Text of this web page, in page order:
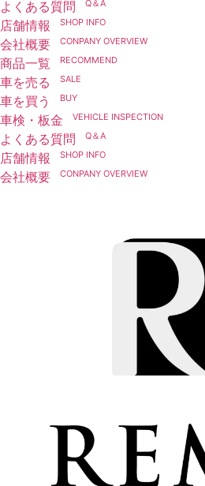
よくある質問
Q＆A
店舗情報
SHOP INFO
会社概要
CONPANY OVERVIEW
商品一覧
RECOMMEND
車を売る
SALE
車を買う
BUY
車検・板金
VEHICLE INSPECTION
よくある質問
Q＆A
店舗情報
SHOP INFO
会社概要
CONPANY OVERVIEW